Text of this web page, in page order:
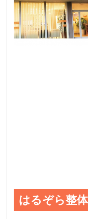
はるぞら整